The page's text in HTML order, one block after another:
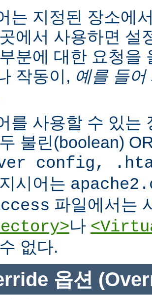
는 지정된 장소에
에서 사용하면 설
분에 대한 요청을
작동이, 예를 들어
를 사용할 수 있는
불린(boolean)
config,
시어는
파일에서는
나
없다.
옵션